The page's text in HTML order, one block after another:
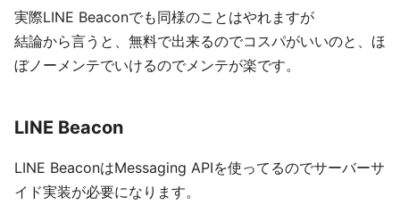
実際LINE Beaconでも同様のことはやれますが
結論から言うと、無料で出来るのでコスパがいいのと、ほ
ぼノーメンテでいけるのでメンテが楽です。
LINE Beacon
LINE BeaconはMessaging APIを使ってるのでサーバーサ
イド実装が必要になります。